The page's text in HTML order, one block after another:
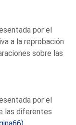
por el
a la reprobación
sobre las
por el
las diferentes